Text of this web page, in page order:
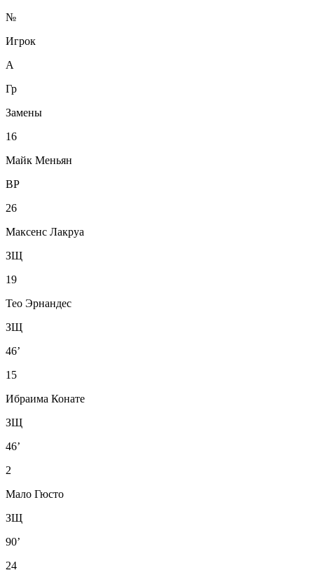
№
Игрок
А
Гр
Замены
16
Майк Меньян
ВР
26
Максенс Лакруа
ЗЩ
19
Тео Эрнандес
ЗЩ
46’
15
Ибраима Конате
ЗЩ
46’
2
Мало Гюсто
ЗЩ
90’
24